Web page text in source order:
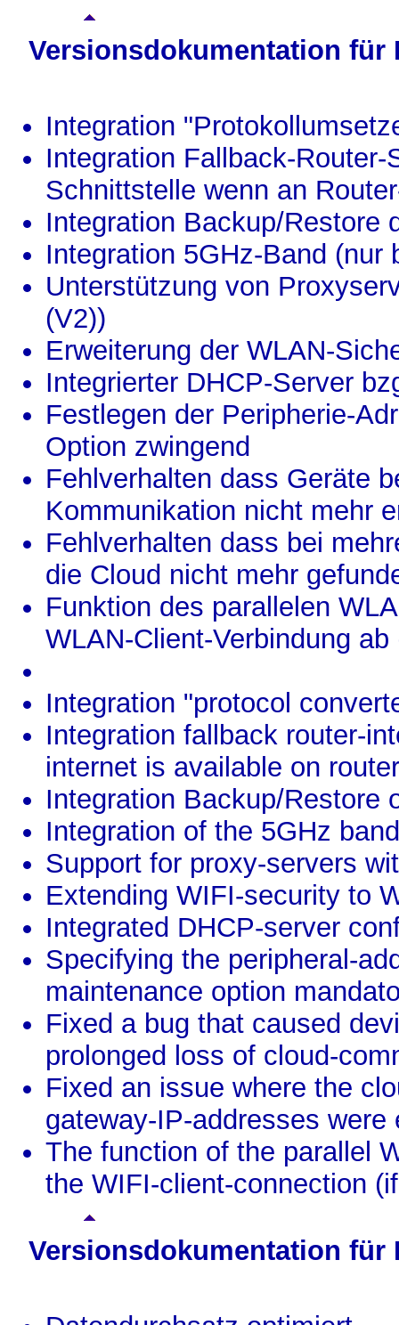
Versionsdokumentation für
Integration
Integration Fallback-
Schnittstelle wenn an
Integration Backup/Restore
Integration 5GHz-Band (nur
Unterstützung von
(V2))
Erweiterung der WLAN-
Integrierter DHCP-Server
Festlegen der Peripherie-
Option zwingend
Fehlverhalten dass Geräte
Kommunikation nicht mehr
Fehlverhalten dass bei
die Cloud nicht mehr
Funktion des parallelen
WLAN-Client-Verbindung
Integration "protocol
Integration fallback router-
internet is available on
Integration Backup/Restore
Integration of the 5GHz
Support for proxy-servers
Extending WIFI-security to
Integrated DHCP-server
Specifying the peripheral-
maintenance option
Fixed a bug that caused
prolonged loss of cloud-
Fixed an issue where the
gateway-IP-addresses were
The function of the parallel
the WIFI-client-connection
Versionsdokumentation für